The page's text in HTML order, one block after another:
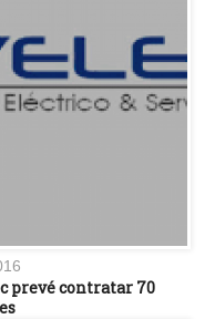
prevé contratar 70